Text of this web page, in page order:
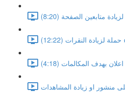
متابعين الصفحة (8:20)
لزيادة النقرات (12:22)
بهدف المكالمات (4:18)
منشور او زيادة المشاهدات